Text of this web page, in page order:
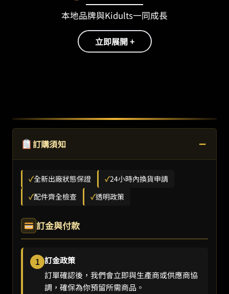
本地品牌與Kidults一同成長
立即展開 +
訂購須知 −
✓全新出廠狀態保證 ✓24小時內換貨申請
✓配件齊全檢查 ✓透明政策
訂金與付款
1 訂金政策
訂單確認後，我們會立即與生產商或供應商協
調，確保為你預留所需商品。